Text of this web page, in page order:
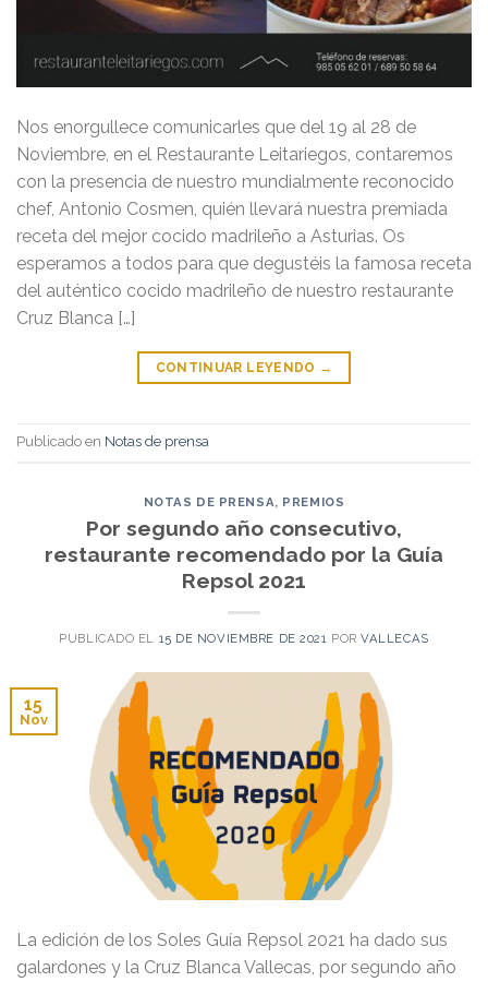
Nos enorgullece comunicarles que del 19 al 28 de
Noviembre, en el Restaurante Leitariegos, contaremos
con la presencia de nuestro mundialmente reconocido
chef, Antonio Cosmen, quién llevará nuestra premiada
receta del mejor cocido madrileño a Asturias. Os
esperamos a todos para que degustéis la famosa receta
del auténtico cocido madrileño de nuestro restaurante
Cruz Blanca […]
CONTINUAR LEYENDO →
Publicado en Notas de prensa
NOTAS DE PRENSA, PREMIOS
Por segundo año consecutivo,
restaurante recomendado por la Guía
Repsol 2021
PUBLICADO EL 15 DE NOVIEMBRE DE 2021 PORVALLECAS
15
Nov
La edición de los Soles Guía Repsol 2021 ha dado sus
galardones y la Cruz Blanca Vallecas, por segundo año